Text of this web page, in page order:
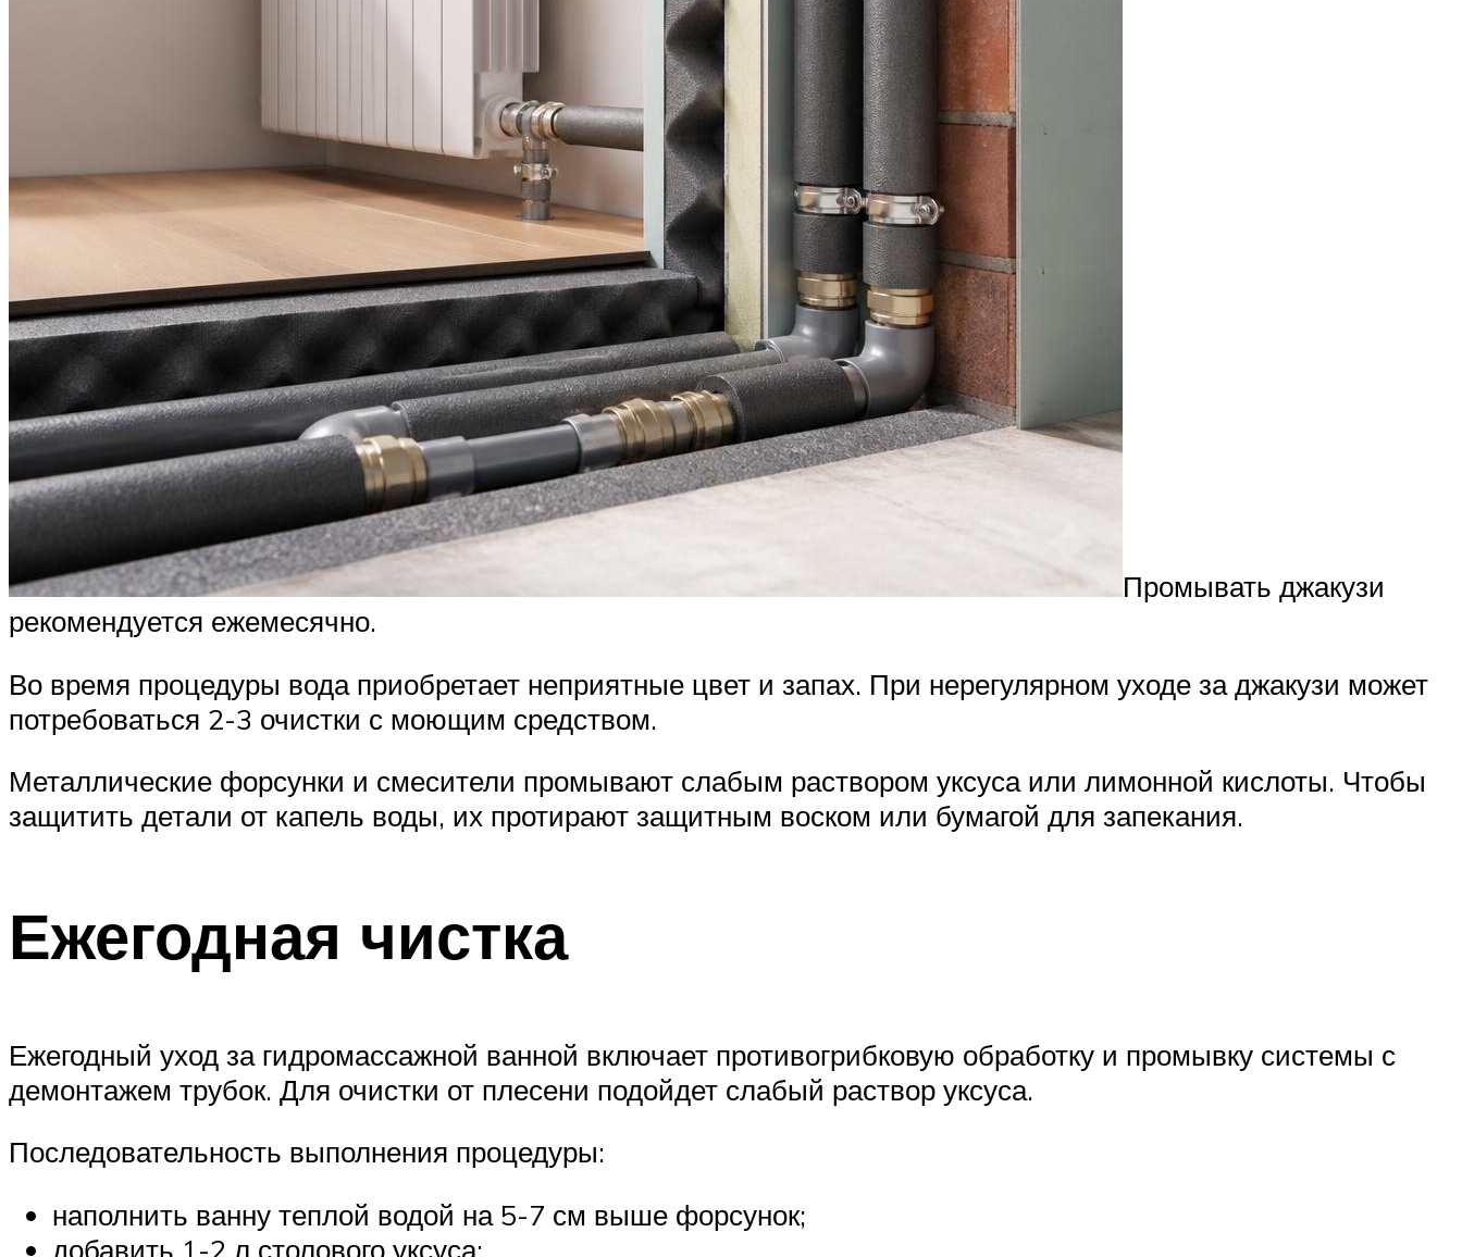
Промывать джакузи
рекомендуется ежемесячно.
Во время процедуры вода приобретает неприятные цвет и запах. При нерегулярном уходе за джакузи может
потребоваться 2-3 очистки с моющим средством.
Металлические форсунки и смесители промывают слабым раствором уксуса или лимонной кислоты. Чтобы
защитить детали от капель воды, их протирают защитным воском или бумагой для запекания.
Ежегодная чистка
Ежегодный уход за гидромассажной ванной включает противогрибковую обработку и промывку системы с
демонтажем трубок. Для очистки от плесени подойдет слабый раствор уксуса.
Последовательность выполнения процедуры:
наполнить ванну теплой водой на 5-7 см выше форсунок;
добавить 1-2 л столового уксуса;